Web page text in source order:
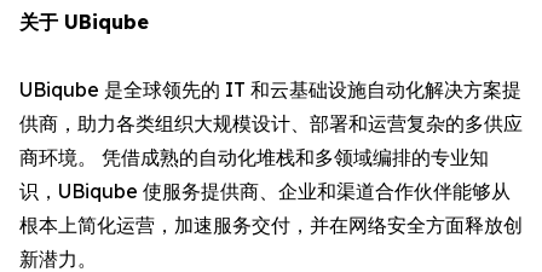
关于 UBiqube
UBiqube 是全球领先的 IT 和云基础设施自动化解决方案提
供商，助力各类组织大规模设计、部署和运营复杂的多供应
商环境。 凭借成熟的自动化堆栈和多领域编排的专业知
识，UBiqube 使服务提供商、企业和渠道合作伙伴能够从
根本上简化运营，加速服务交付，并在网络安全方面释放创
新潜力。